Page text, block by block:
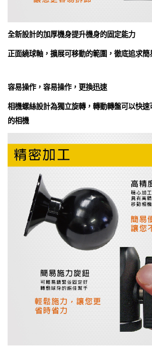
全新設計的加厚機身提升機身的固定能力
正面繞球軸，擴展可移動的範圍，徹底追求簡
容易操作，容易操作，更換迅速
相機螺絲設計為獨立旋轉，轉動轉盤可以快
的相機